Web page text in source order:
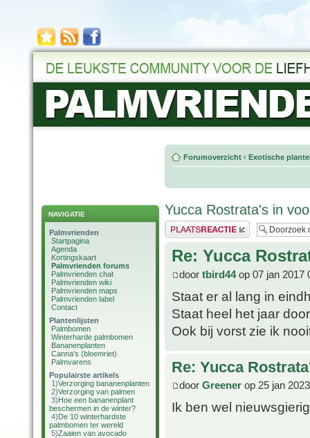
NAVIGATIE
Palmvrienden
Startpagina
Agenda
Kortingskaart
Palmvrienden forums
Palmvrienden chat
Palmvrienden wiki
Palmvrienden maps
Palmvrienden label
Contact
Plantenlijsten
Palmbomen
Winterharde palmbomen
Bananenplanten
Canna's (bloemriet)
Palmvarens
Populairste artikels
1)Verzorging bananenplanten
2)Verzorging van palmen
3)Hoe een bananenplant
beschermen in de winter?
4)De 10 winterhardste
palmbomen ter wereld
5)Zaaien van avocado
Forumoverzicht ‹ Exotische
Yucca Rostrata's in
Plaats een reactie
Re: Yucca
door tbird44op 07 jan 2017
Staat er al lang in
Staat heel het jaar
Ook bij vorst zie ik
Re: Yucca
door Greener op 25 jan
Ik ben wel